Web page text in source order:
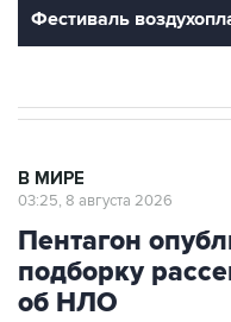
Фестиваль
В МИРЕ
03:25, 8 августа 2026
Пентагон
подборку
об НЛО